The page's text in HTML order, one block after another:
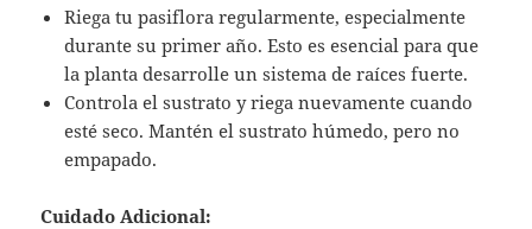
Riega tu pasiflora regularmente, especialmente
durante su primer año. Esto es esencial para que
la planta desarrolle un sistema de raíces fuerte.
Controla el sustrato y riega nuevamente cuando
esté seco. Mantén el sustrato húmedo, pero no
empapado.
Cuidado Adicional: